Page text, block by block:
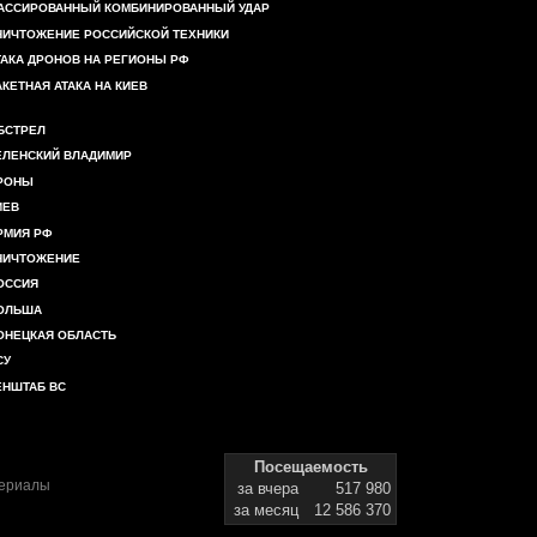
КОМБИНИРОВАННЫЙ УДАР
РОССИЙСКОЙ ТЕХНИКИ
ДРОНОВ НА РЕГИОНЫ РФ
АТАКА НА КИЕВ
ВЛАДИМИР
РФ
ОБЛАСТЬ
ВС
Посещаемость
за вчера
517 980
за месяц
12 586 370